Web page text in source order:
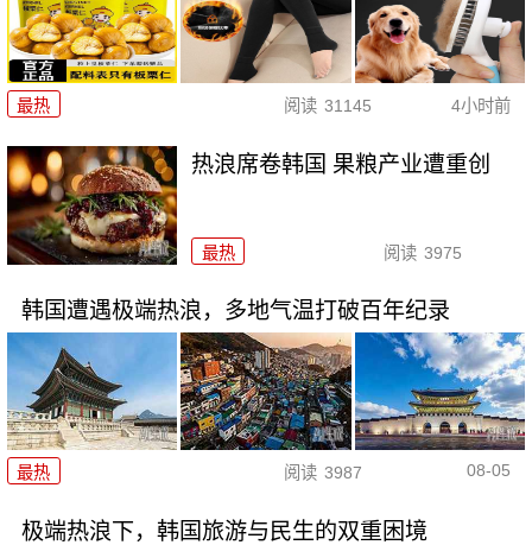
最热 阅读 31145 4小时前
热浪席卷韩国 果粮产业遭重创
最热 阅读 3975
韩国遭遇极端热浪，多地气温打破百年纪录
最热 阅读 3987 08-05
极端热浪下，韩国旅游与民生的双重困境